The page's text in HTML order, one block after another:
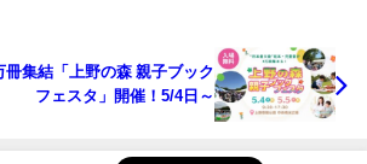
集結「上野の森 親子ブック
フェスタ」開催！5/4日～